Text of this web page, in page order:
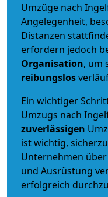
Umzüge nach
Angelegenheit,
Distanzen
erfordern jedoch
Organisation, um
reibungslos
Ein wichtiger
Umzugs nach
zuverlässigen
ist wichtig,
Unternehmen
und Ausrüstung
erfolgreich